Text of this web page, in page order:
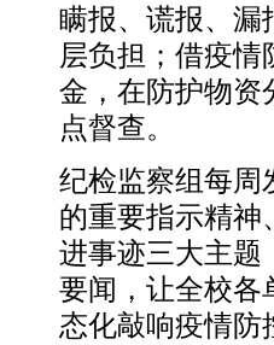
瞒报、谎报、漏
层负担；借疫
金，在防护物资
点督查。
纪检监察组每周
的重要指示精神
进事迹三大主题
要闻，让全校各
态化敲响疫情防